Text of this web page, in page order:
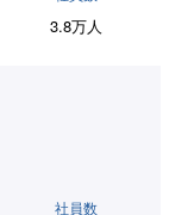
3.8万人
社員数